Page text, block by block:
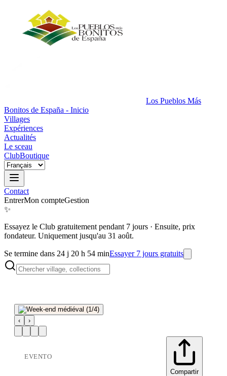
Los Pueblos Más
Bonitos de España - Inicio
Villages
Expériences
Actualités
Le sceau
ClubBoutique
Contact
EntrerMon compteGestion
✨
Essayez le Club gratuitement pendant 7 jours · Ensuite, prix
fondateur. Uniquement jusqu'au 31 août.
Se termine dans 24 j 20 h 54 minEssayer 7 jours gratuits
‹ ›
EVENTO
Compartir